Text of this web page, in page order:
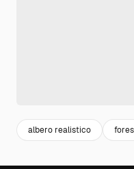
albero realistico